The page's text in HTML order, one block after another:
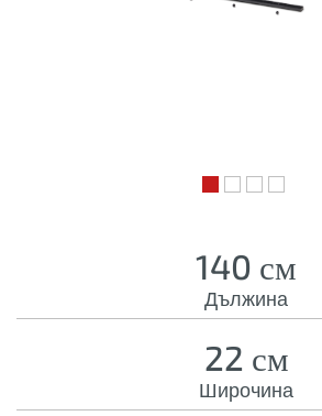
140 см
Дължина
22 см
Широчина